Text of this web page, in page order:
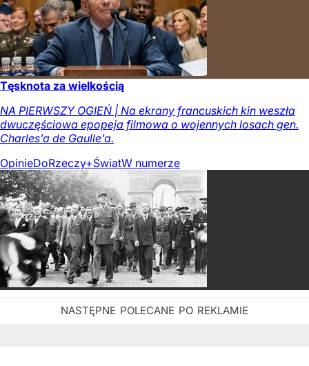
Tęsknota za wielkością
NA PIERWSZY OGIEŃ | Na ekrany francuskich kin weszła
dwuczęściowa epopeja filmowa o wojennych losach gen.
Charles’a de Gaulle’a.
OpinieDoRzeczy+ŚwiatW numerze